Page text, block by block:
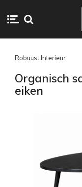
Robuust Interieur
Organisch
eiken